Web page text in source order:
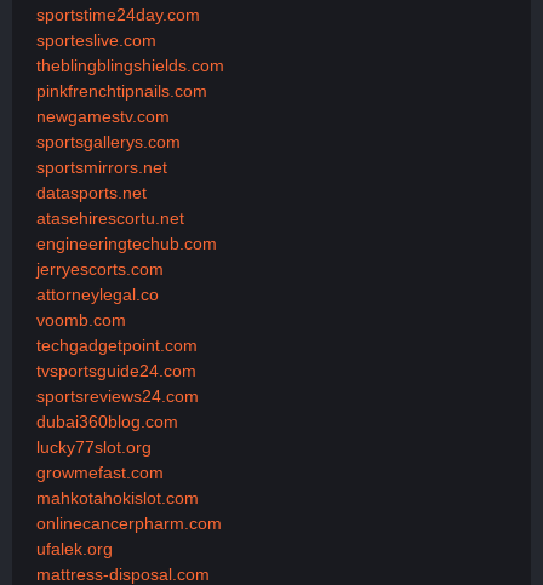
sportstime24day.com
sporteslive.com
theblingblingshields.com
pinkfrenchtipnails.com
newgamestv.com
sportsgallerys.com
sportsmirrors.net
datasports.net
atasehirescortu.net
engineeringtechub.com
jerryescorts.com
attorneylegal.co
voomb.com
techgadgetpoint.com
tvsportsguide24.com
sportsreviews24.com
dubai360blog.com
lucky77slot.org
growmefast.com
mahkotahokislot.com
onlinecancerpharm.com
ufalek.org
mattress-disposal.com